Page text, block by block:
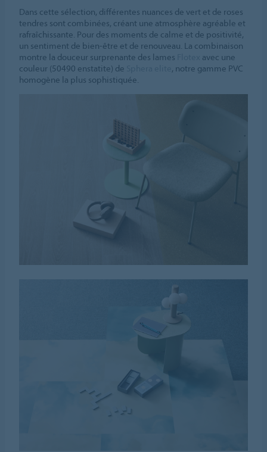
Dans cette sélection, différentes nuances de vert et de roses
tendres sont combinées, créant une atmosphère agréable et
rafraîchissante. Pour des moments de calme et de positivité,
un sentiment de bien-être et de renouveau. La combinaison
montre la douceur surprenante des lames
avec une
couleur (50490 enstatite) de
, notre gamme PVC
homogène la plus sophistiquée.